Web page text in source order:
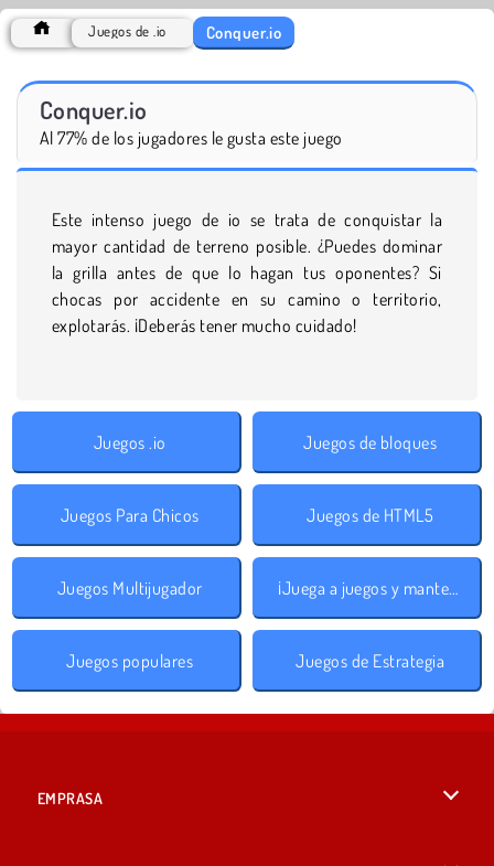
Juegos de .io Conquer.io
Conquer.io
Al 77% de los jugadores le gusta este juego
Este intenso juego de io se trata de conquistar la
mayor cantidad de terreno posible. ¿Puedes dominar
la grilla antes de que lo hagan tus oponentes? Si
chocas por accidente en su camino o territorio,
explotarás. ¡Deberás tener mucho cuidado!
Juegos .io Juegos de bloques
Juegos Para Chicos Juegos de HTML5
Juegos Multijugador ¡Juega a juegos y mantente a salvo!
Juegos populares Juegos de Estrategia
EMPRASA